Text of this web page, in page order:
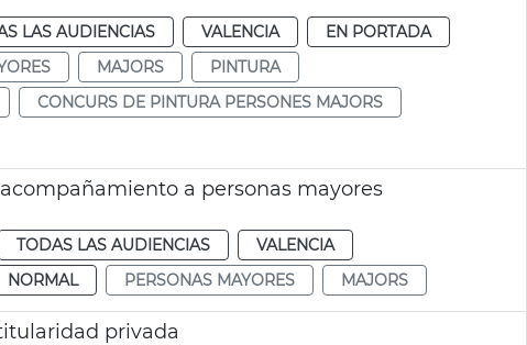
LAS AUDIENCIAS VALENCIA
EN PORTADA
MAJORS
PINTURA
CONCURS DE PINTURA PERSONES MAJORS
a personas mayores
TODAS LAS AUDIENCIAS
VALENCIA
NORMAL PERSONAS MAYORES MAJORS
privada